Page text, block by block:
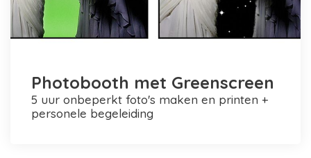
Photobooth met Greenscreen
5 uur onbeperkt foto's maken en printen +
personele begeleiding